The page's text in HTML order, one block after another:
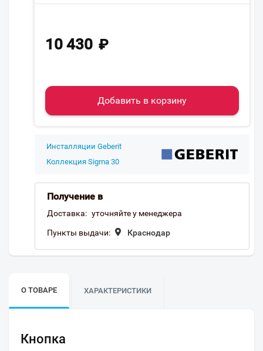
10 430 ₽
Добавить в корзину
Инсталляции Geberit
Коллекция Sigma 30
Получение в
Доставка: уточняйте у менеджера
Пункты выдачи: Краснодар
О ТОВАРЕ ХАРАКТЕРИСТИКИ
Кнопка